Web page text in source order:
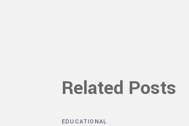
Related Posts
EDUCATIONAL